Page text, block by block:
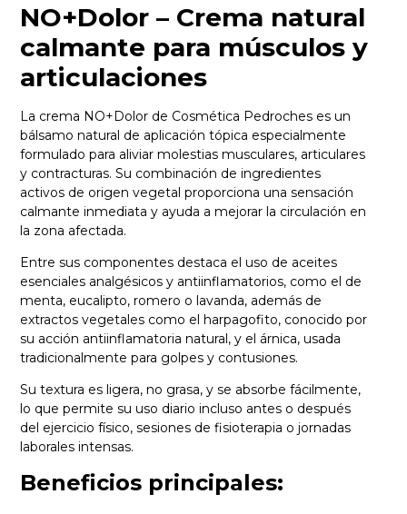
NO+Dolor – Crema natural
calmante para músculos y
articulaciones
La crema NO+Dolor de Cosmética Pedroches es un
bálsamo natural de aplicación tópica especialmente
formulado para aliviar molestias musculares, articulares
y contracturas. Su combinación de ingredientes
activos de origen vegetal proporciona una sensación
calmante inmediata y ayuda a mejorar la circulación en
la zona afectada.
Entre sus componentes destaca el uso de aceites
esenciales analgésicos y antiinflamatorios, como el de
menta, eucalipto, romero o lavanda, además de
extractos vegetales como el harpagofito, conocido por
su acción antiinflamatoria natural, y el árnica, usada
tradicionalmente para golpes y contusiones.
Su textura es ligera, no grasa, y se absorbe fácilmente,
lo que permite su uso diario incluso antes o después
del ejercicio físico, sesiones de fisioterapia o jornadas
laborales intensas.
Beneficios principales: